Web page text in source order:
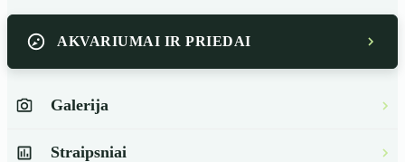
AKVARIUMAI IR PRIEDAI
Galerija
Straipsniai